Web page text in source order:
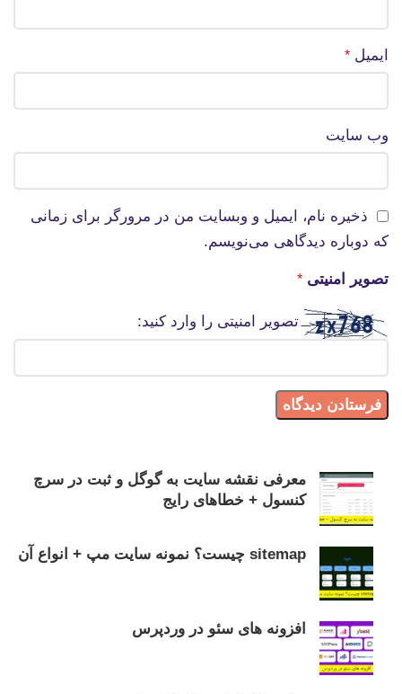
ایمیل *
وب‌ سایت
ذخیره نام، ایمیل و وبسایت من در مرورگر برای زمانی
که دوباره دیدگاهی می‌نویسم.
تصویر امنیتی *
تصویر امنیتی را وارد کنید:
معرفی نقشه سایت به گوگل و ثبت در سرچ
کنسول + خطاهای رایج
sitemap چیست؟ نمونه سایت مپ + انواع آن
افزونه های سئو در وردپرس